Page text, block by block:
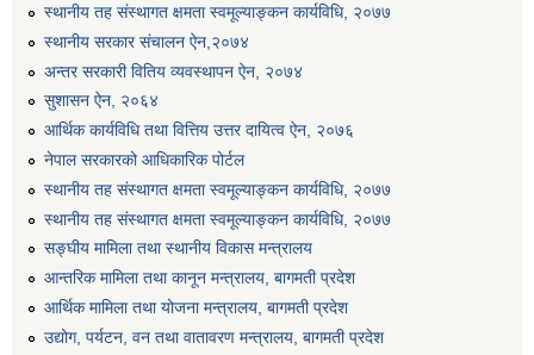
स्थानीय तह संस्थागत क्षमता स्वमूल्याङ्कन कार्यविधि, २०७७
स्थानीय सरकार संचालन ऐन,२०७४
अन्तर सरकारी वितिय व्यवस्थापन ऐन, २०७४
सुशासन ऐन, २०६४
आर्थिक कार्यविधि तथा वित्तिय उत्तर दायित्व ऐन, २०७६
नेपाल सरकारको आधिकारिक पोर्टल
स्थानीय तह संस्थागत क्षमता स्वमूल्याङ्कन कार्यविधि, २०७७
स्थानीय तह संस्थागत क्षमता स्वमूल्याङ्कन कार्यविधि, २०७७
सङ्घीय मामिला तथा स्थानीय विकास मन्त्रालय
आन्तरिक मामिला तथा कानून मन्त्रालय, बागमती प्रदेश
आर्थिक मामिला तथा योजना मन्त्रालय, बागमती प्रदेश
उद्योग, पर्यटन, वन तथा वातावरण मन्त्रालय, बागमती प्रदेश